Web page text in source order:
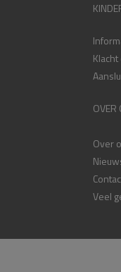
OVER
Over
Veel